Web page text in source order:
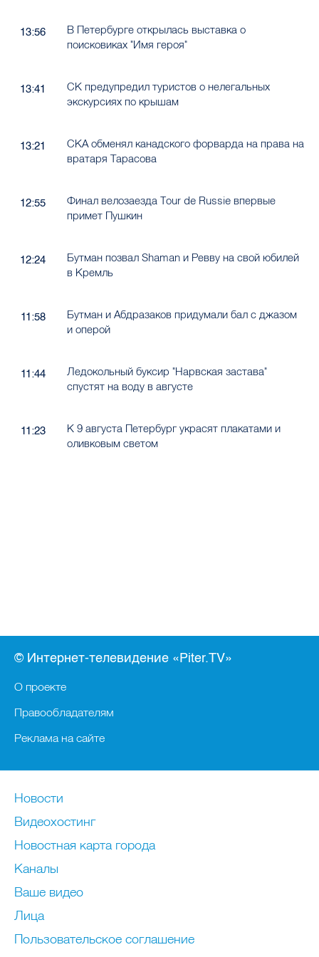
13:56
В Петербурге открылась выставка о
поисковиках "Имя героя"
13:41
СК предупредил туристов о нелегальных
экскурсиях по крышам
13:21
СКА обменял канадского форварда на права на
вратаря Тарасова
12:55
Финал велозаезда Tour de Russie впервые
примет Пушкин
12:24
Бутман позвал Shaman и Ревву на свой юбилей
в Кремль
11:58
Бутман и Абдразаков придумали бал с джазом
и оперой
11:44
Ледокольный буксир "Нарвская застава"
спустят на воду в августе
11:23
К 9 августа Петербург украсят плакатами и
оливковым светом
© Интернет-телевидение «Piter.TV»
О проекте
Правообладателям
Реклама на сайте
Новости
Видеохостинг
Новостная карта города
Каналы
Ваше видео
Лица
Пользовательское соглашение